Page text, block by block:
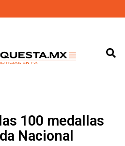
100 medallas
Nacional